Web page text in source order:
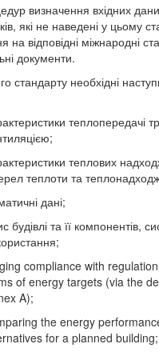
визначення вхідних
які не наведені у цьому
на відповідні міжнародні
документи.
стандарту необхідні
теплопередачі
теплових
теплоти та
дані;
будівлі та її компонентів,
compliance with
of energy targets (via the
A);
the energy
for a planned building;